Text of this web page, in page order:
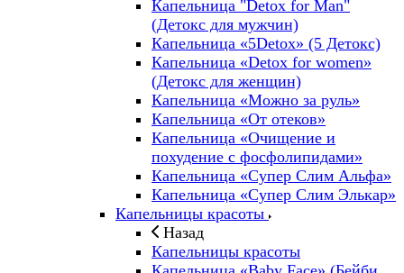
Капельница "Detox for Man"
(Детокс для мужчин)
Капельница «5Detox» (5 Детокс)
Капельница «Detox for women»
(Детокс для женщин)
Капельница «Можно за руль»
Капельница «От отеков»
Капельница «Очищение и
похудение с фосфолипидами»
Капельница «Супер Слим Альфа»
Капельница «Супер Слим Элькар»
Капельницы красоты
Назад
Капельницы красоты